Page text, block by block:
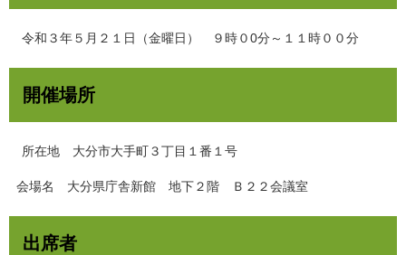
令和３年５月２１日（金曜日） ９時０0分～１１時００分
開催場所
所在地 大分市大手町３丁目１番１号
会場名 大分県庁舎新館 地下２階 Ｂ２２会議室
出席者